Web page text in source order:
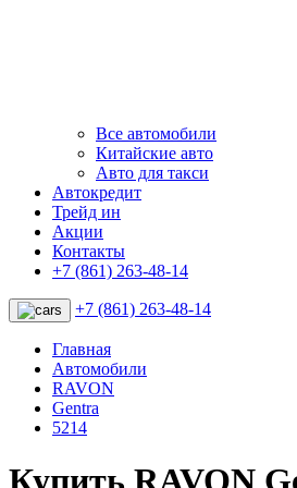
Все автомобили
Китайские авто
Авто для такси
Автокредит
Трейд ин
Акции
Контакты
+7 (861) 263-48-14
+7 (861) 263-48-14
Главная
Автомобили
RAVON
Gentra
5214